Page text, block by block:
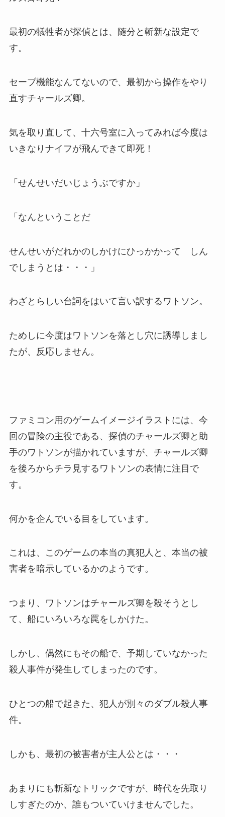
最初の犠牲者が探偵とは、随分と斬新な設定で
す。
セーブ機能なんてないので、最初から操作をやり
直すチャールズ卿。
気を取り直して、十六号室に入ってみれば今度は
いきなりナイフが飛んできて即死！
「せんせいだいじょうぶですか」
「なんということだ
せんせいがだれかのしかけにひっかかって しん
でしまうとは・・・」
わざとらしい台詞をはいて言い訳するワトソン。
ためしに今度はワトソンを落とし穴に誘導しまし
たが、反応しません。
ファミコン用のゲームイメージイラストには、今
回の冒険の主役である、探偵のチャールズ卿と助
手のワトソンが描かれていますが、チャールズ卿
を後ろからチラ見するワトソンの表情に注目で
す。
何かを企んでいる目をしています。
これは、このゲームの本当の真犯人と、本当の被
害者を暗示しているかのようです。
つまり、ワトソンはチャールズ卿を殺そうとし
て、船にいろいろな罠をしかけた。
しかし、偶然にもその船で、予期していなかった
殺人事件が発生してしまったのです。
ひとつの船で起きた、犯人が別々のダブル殺人事
件。
しかも、最初の被害者が主人公とは・・・
あまりにも斬新なトリックですが、時代を先取り
しすぎたのか、誰もついていけませんでした。